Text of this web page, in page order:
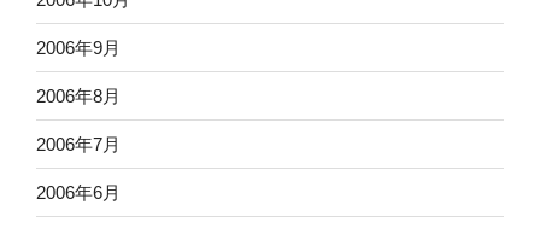
2006年9月
2006年8月
2006年7月
2006年6月